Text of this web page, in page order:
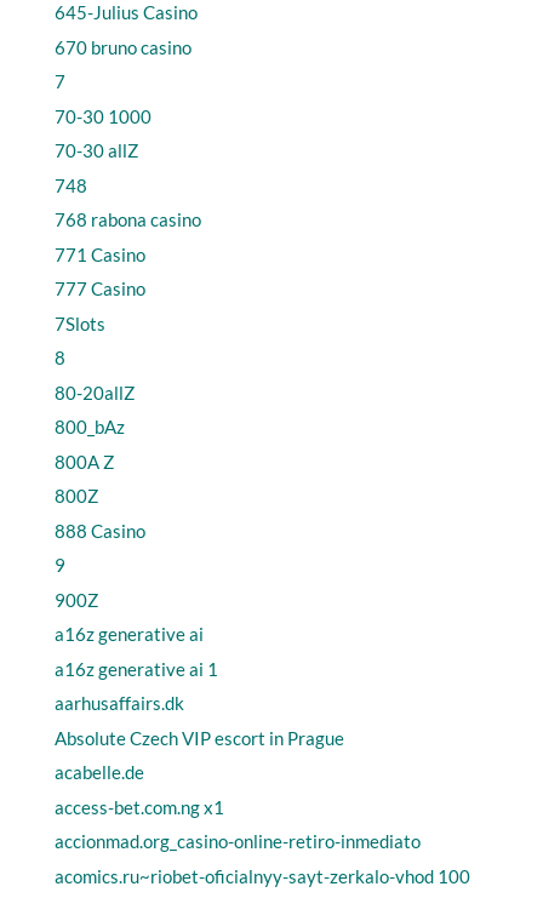
645-Julius Casino
670 bruno casino
7
70-30 1000
70-30 allZ
748
768 rabona casino
771 Casino
777 Casino
7Slots
8
80-20allZ
800_bAz
800A Z
800Z
888 Casino
9
900Z
a16z generative ai
a16z generative ai 1
aarhusaffairs.dk
Absolute Czech VIP escort in Prague
acabelle.de
access-bet.com.ng x1
accionmad.org_casino-online-retiro-inmediato
acomics.ru~riobet-oficialnyy-sayt-zerkalo-vhod 100